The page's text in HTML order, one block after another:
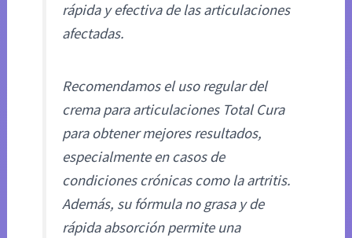
rápida y efectiva de las articulaciones
afectadas.
Recomendamos el uso regular del
crema para articulaciones Total Cura
para obtener mejores resultados,
especialmente en casos de
condiciones crónicas como la artritis.
Además, su fórmula no grasa y de
rápida absorción permite una